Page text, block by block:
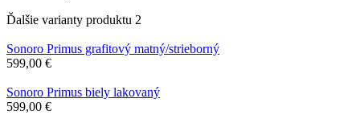
Ďalšie varianty produktu 2
Sonoro Primus grafitový matný/strieborný
599,00 €
Sonoro Primus biely lakovaný
599,00 €